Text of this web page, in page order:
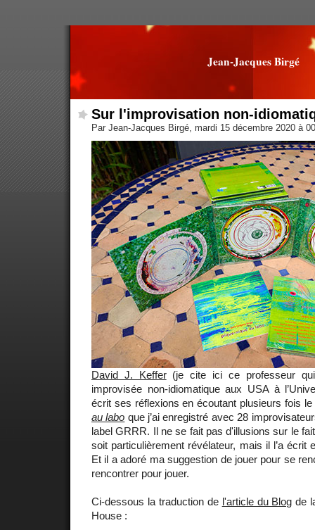
Jean-Jacques Birgé
Sur l'improvisation non-
Par Jean-Jacques Birgé, mardi 15 décembre 2020 à
David J. Keffer(je cite ici ce professeur qui
improvisée non-idiomatique aux USA à
écrit ses réflexions en écoutant plusieurs fois
au labo que j’ai enregistré avec 28
label GRRR. Il ne se fait pas d'illusions sur le
soit particulièrement révélateur, mais il l’a écrit
Et il a adoré ma suggestion de jouer pour se
rencontrer pour jouer.
Ci-dessous la traduction de l'article du Blog de
House :